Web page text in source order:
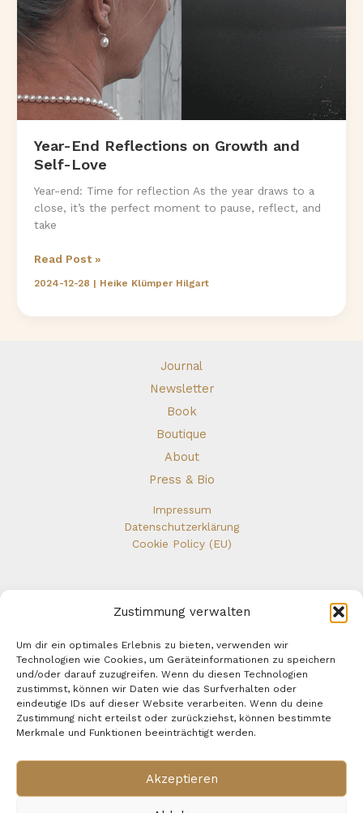
Zustimmung verwalten
Um dir ein optimales Erlebnis zu bieten, verwenden wir
Technologien wie Cookies, um Geräteinformationen zu speichern
und/oder darauf zuzugreifen. Wenn du diesen Technologien
zustimmst, können wir Daten wie das Surfverhalten oder
eindeutige IDs auf dieser Website verarbeiten. Wenn du deine
Zustimmung nicht erteilst oder zurückziehst, können bestimmte
Merkmale und Funktionen beeinträchtigt werden.
Akzeptieren
Year-End Reflections on Growth and
Self-Love
Year-end: Time for reflection As the year draws to a
close, it’s the perfect moment to pause, reflect, and
take
Year-
Reflections
Read Post »
2024-12-28 | Heike Klümper Hilgart
Journal
Newsletter
Book
Boutique
About
Press & Bio
Impressum
Datenschutzerklärung
Cookie Policy (EU)
© 2026 Heike Klümper-Hilgart - words-and-soul.com ·